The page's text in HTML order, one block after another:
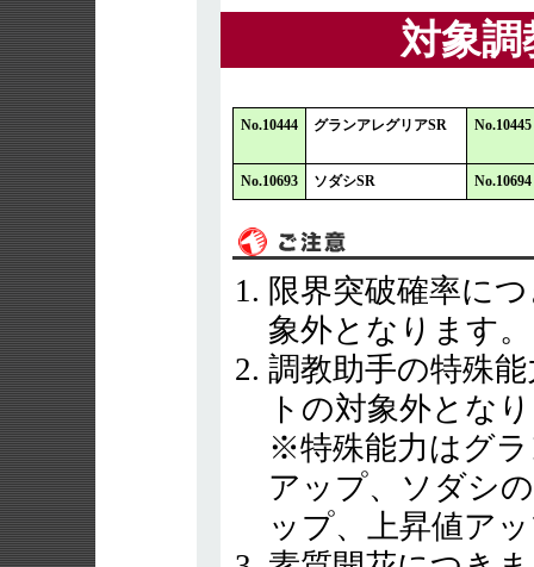
対象
No.10444 グランアレグリアSR No.10445
No.10693 ソダシSR No.10694
限界突破確率に
象外となります。
調教助手の特殊
トの対象外とな
※特殊能力はグ
アップ、ソダシ
ップ、上昇値ア